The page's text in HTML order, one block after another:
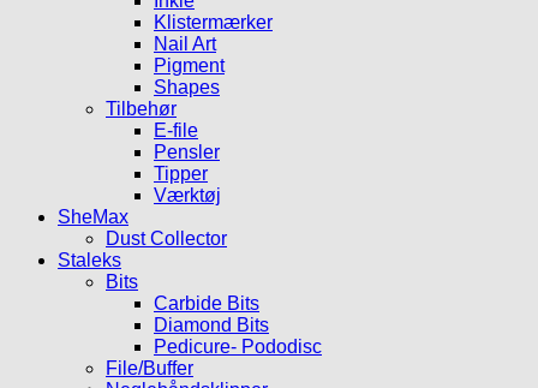
Klistermærker
Nail Art
Pigment
Shapes
Tilbehør
E-file
Pensler
Tipper
Værktøj
SheMax
Dust Collector
Staleks
Bits
Carbide Bits
Diamond Bits
Pedicure- Pododisc
File/Buffer